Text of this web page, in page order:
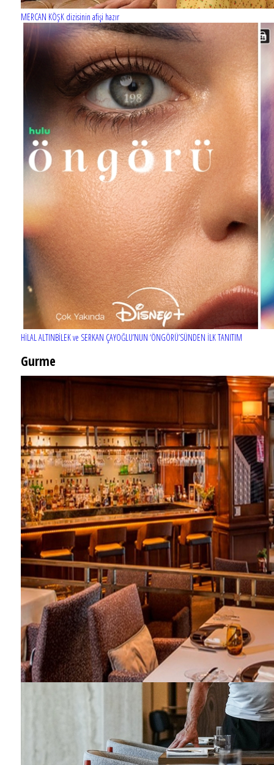
MERCAN KÖŞK dizisinin afişi hazır
HİLAL ALTINBİLEK ve SERKAN ÇAYOĞLU’NUN ‘ÖNGÖRÜ’SÜNDEN İLK TANITIM
Gurme
EĞLENCE HAYATINA YENİ SOLUK: Gabbro Dream Theatre